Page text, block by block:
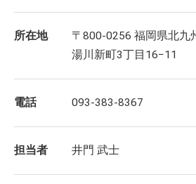
所在地
〒800-0256 福岡県北九
湯川新町3丁目16−11
電話 093-383-8367
担当者 井門 武士